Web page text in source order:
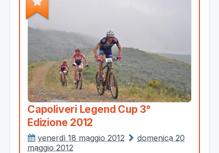
Capoliveri Legend Cup 3°
Edizione 2012
venerdì 18 maggio 2012
domenica 20
maggio 2012